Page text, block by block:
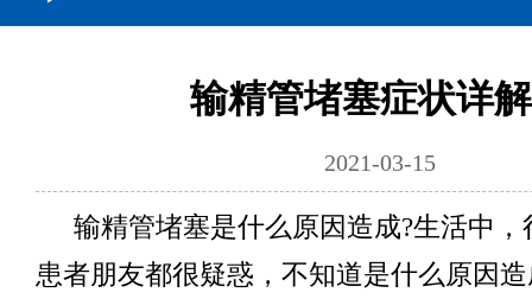
输精管堵塞症状详
2021-03-15
输精管堵塞是什么原因造成?生活中
患者朋友都很疑惑，不知道是什么原因